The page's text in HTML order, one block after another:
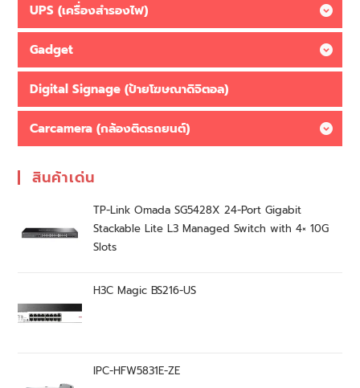
UPS (เครื่องสำรองไฟ)
Gadget
Digital Signage (ป้ายโฆษณาดิจิตอล)
Carcamera (กล้องติดรถยนต์)
สินค้าเด่น
TP-Link Omada SG5428X 24-Port Gigabit
Stackable Lite L3 Managed Switch with 4× 10G
Slots
H3C Magic BS216-US
IPC-HFW5831E-ZE